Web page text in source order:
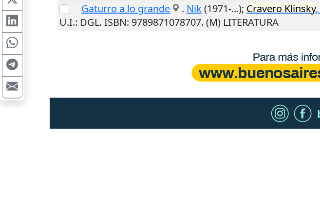
Gaturro a lo grande . Nik(1971-...); Cravero Klinsky,
U.I.: DGL. ISBN: 9789871078707. (M) LITERATURA